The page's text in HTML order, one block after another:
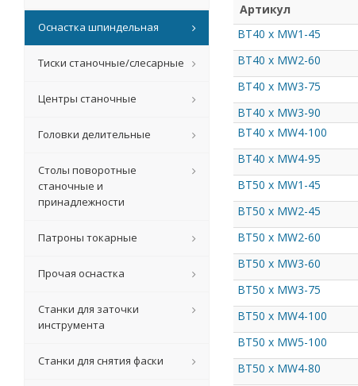
Артикул
BT40 x MW1-45
BT40 x MW2-60
BT40 x MW3-75
BT40 x MW3-90
BT40 x MW4-100
BT40 x MW4-95
BT50 x MW1-45
BT50 x MW2-45
BT50 x MW2-60
BT50 x MW3-60
BT50 x MW3-75
BT50 x MW4-100
BT50 x MW5-100
BT50 x MW4-80
Оснастка шпиндельная
Тиски станочные/слесарные
Центры станочные
Головки делительные
Столы поворотные
станочные и
принадлежности
Патроны токарные
Прочая оснастка
Станки для заточки
инструмента
Станки для снятия фаски